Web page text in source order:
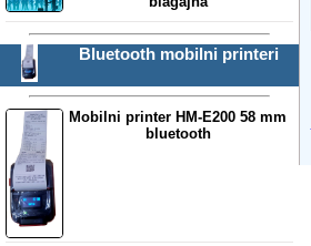
Bluetooth mobilni printeri
Mobilni printer HM-E200 58 mm
bluetooth